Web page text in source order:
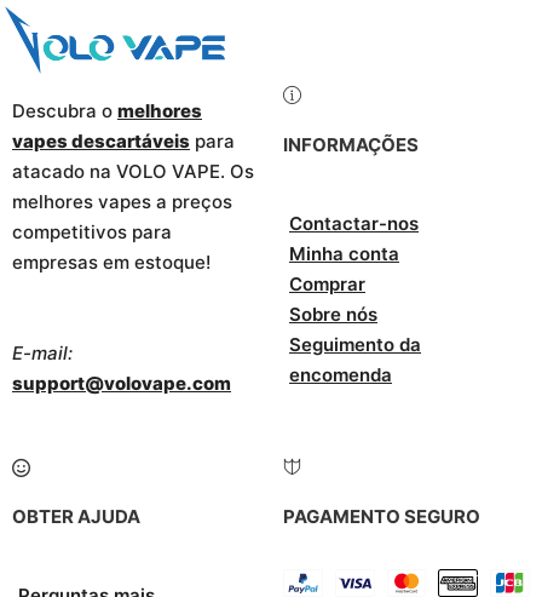
Descubra o melhores
vapes descartáveis para
atacado na VOLO VAPE. Os
melhores vapes a preços
competitivos para
empresas em estoque!
E-mail:
support@volovape.com
INFORMAÇÕES
Contactar-nos
Minha conta
Comprar
Sobre nós
Seguimento da
encomenda
OBTER AJUDA PAGAMENTO SEGURO